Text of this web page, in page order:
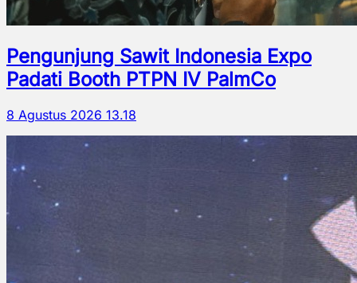
Pengunjung Sawit Indonesia Expo
Padati Booth PTPN IV PalmCo
8 Agustus 2026 13.18